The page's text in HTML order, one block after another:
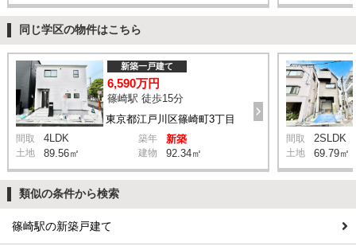
同じ学区の物件はこちら
東京都江戸川区篠崎町3丁目
新築一戸建て
6,590万円
篠崎駅 徒歩15分
間取 4LDK 築年 新築
土地 89.56㎡ 建物 92.34㎡
間取 2SLDK
土地 69.79㎡
類似の条件から検索
篠崎駅の新築戸建て